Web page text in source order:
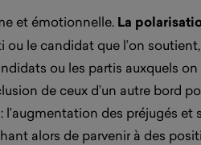
et émotionnelle. La
le candidat que l’on
ou les partis auxquels
de ceux d’un autre bord
des préjugés
alors de parvenir à des